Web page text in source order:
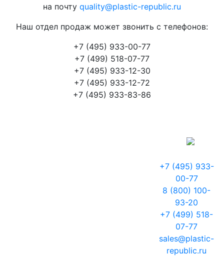
на почту quality@plastic-republic.ru
Наш отдел продаж может звонить с телефонов:
+7 (495) 933-00-77
+7 (499) 518-07-77
+7 (495) 933-12-30
+7 (495) 933-12-72
+7 (495) 933-83-86
+7 (495) 933-
00-77
8 (800) 100-
93-20
+7 (499) 518-
07-77
sales@plastic-
republic.ru